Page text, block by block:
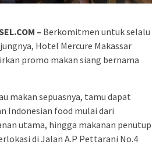
– Berkomitmen untuk selalu
Hotel Mercure Makassar
promo makan siang bernama
makan sepuasnya, tamu dapat
Indonesian food mulai dari
utama, hingga makanan penutup
di Jalan A.P Pettarani No.4